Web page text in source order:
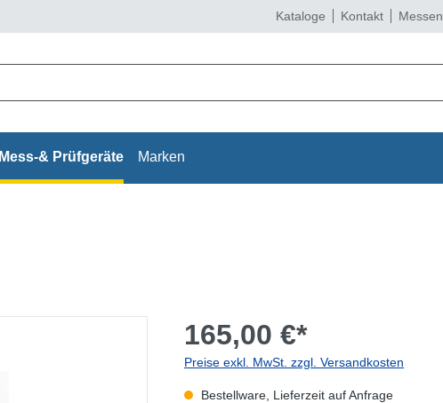
Kataloge Kontakt Messen
Mess-& Prüfgeräte Marken
165,00 €*
Preise exkl. MwSt. zzgl. Versandkosten
Bestellware, Lieferzeit auf Anfrage